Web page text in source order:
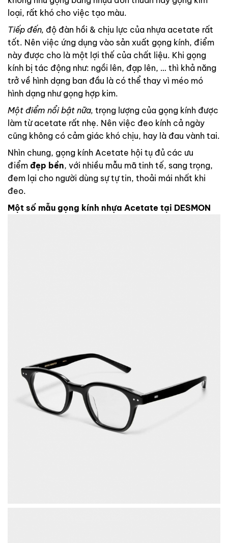
loại, rất khó cho việc tạo màu.
Tiếp đến, độ đàn hồi & chịu lực của nhựa acetate rất
tốt. Nên việc ứng dụng vào sản xuất gọng kính, điểm
này được cho là một lợi thế của chất liệu. Khi gọng
kính bị tác động như: ngồi lên, đạp lên, … thì khả năng
trở về hình dạng ban đầu là có thể thay vì méo mó
hình dạng như gọng hợp kim.
Một điểm nổi bật nữa, trọng lượng của gọng kính được
làm từ acetate rất nhẹ. Nên việc đeo kính cả ngày
cũng không có cảm giác khó chịu, hay là đau vành tai.
Nhìn chung, gọng kính Acetate hội tụ đủ các ưu
điểm đẹp bền, với nhiều mẫu mã tinh tế, sang trọng,
đem lại cho người dùng sự tự tin, thoải mái nhất khi
đeo.
Một số mẫu gọng kính nhựa Acetate tại DESMON